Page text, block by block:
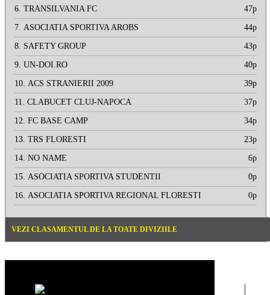
6. TRANSILVANIA FC 47p
7. ASOCIATIA SPORTIVA AROBS 44p
8. SAFETY GROUP 43p
9. UN-DOI.RO 40p
10. ACS STRANIERII 2009 39p
11. CLABUCET CLUJ-NAPOCA 37p
12. FC BASE CAMP 34p
13. TRS FLORESTI 23p
14. NO NAME 6p
15. ASOCIATIA SPORTIVA STUDENTII 0p
16. ASOCIATIA SPORTIVA REGIONAL FLORESTI 0p
VEZI CLASAMENTUL DE LA TOATE DIVIZIILE